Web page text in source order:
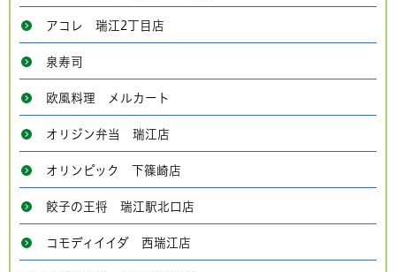
アコレ 瑞江2丁目店
泉寿司
欧風料理 メルカート
オリジン弁当 瑞江店
オリンピック 下篠崎店
餃子の王将 瑞江駅北口店
コモディイイダ 西瑞江店